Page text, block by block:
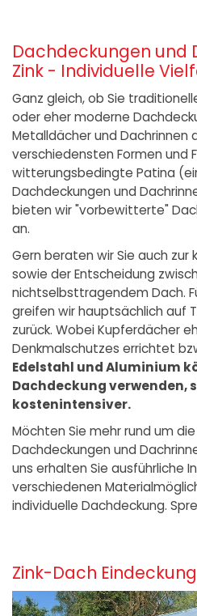
Dachdeckungen und
Zink - Individuelle
Ganz gleich, ob Sie
oder eher moderne
Metalldächer und Dachrinnen
verschiedensten Formen und
witterungsbedingte Patina
Dachdeckungen und
bieten wir "vorbewitterte"
an.
Gern beraten wir Sie auch zur
sowie der Entscheidung
nichtselbsttragendem Dach.
greifen wir hauptsächlich auf
zurück. Wobei Kupferdächer
Denkmalschutzes errichtet
Edelstahl und Aluminium
Dachdeckung verwenden,
kostenintensiver.
Möchten Sie mehr rund um
Dachdeckungen und
uns erhalten Sie ausführliche
verschiedenen
individuelle Dachdeckung.
Zink-Dach Eindeckung